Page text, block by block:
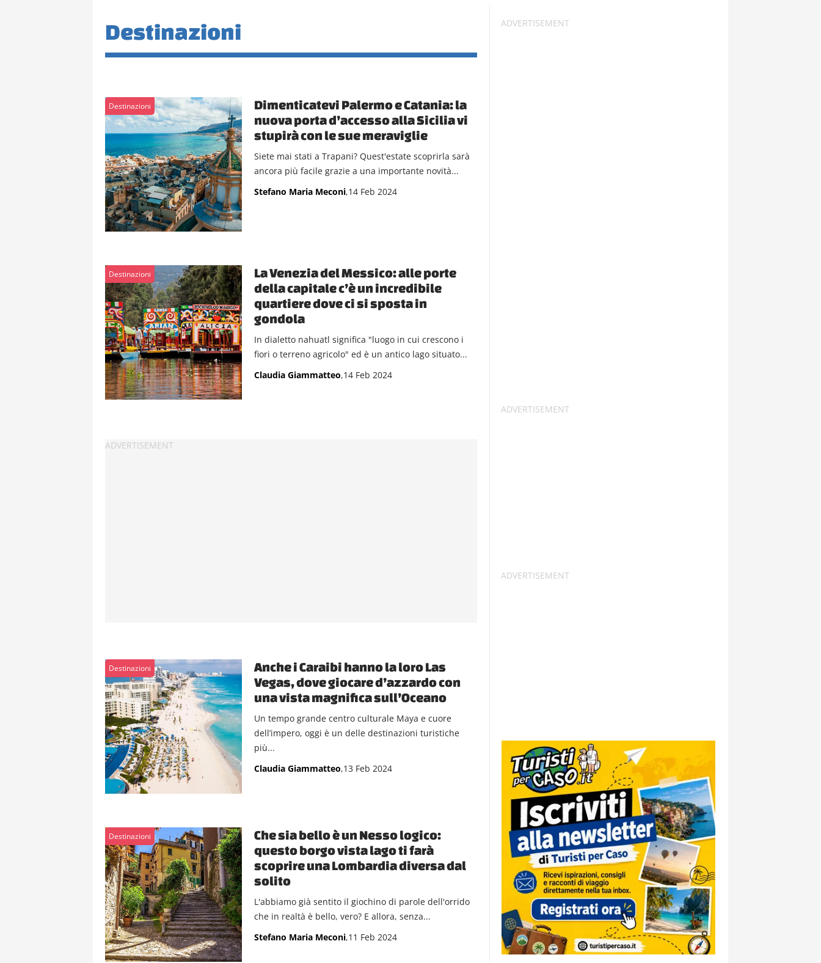
Destinazioni
Destinazioni
Dimenticatevi Palermo e Catania: la
nuova porta d’accesso alla Sicilia vi
stupirà con le sue meraviglie
Siete mai stati a Trapani? Quest'estate scoprirla sarà
ancora più facile grazie a una importante novità...
Stefano Maria Meconi,14 Feb 2024
Destinazioni
La Venezia del Messico: alle porte
della capitale c’è un incredibile
quartiere dove ci si sposta in
gondola
In dialetto nahuatl significa "luogo in cui crescono i
fiori o terreno agricolo" ed è un antico lago situato...
Claudia Giammatteo,14 Feb 2024
Destinazioni
Anche i Caraibi hanno la loro Las
Vegas, dove giocare d’azzardo con
una vista magnifica sull’Oceano
Un tempo grande centro culturale Maya e cuore
dell’impero, oggi è un delle destinazioni turistiche
più...
Claudia Giammatteo,13 Feb 2024
Destinazioni
Che sia bello è un Nesso logico:
questo borgo vista lago ti farà
scoprire una Lombardia diversa dal
solito
L'abbiamo già sentito il giochino di parole dell'orrido
che in realtà è bello, vero? E allora, senza...
Stefano Maria Meconi,11 Feb 2024